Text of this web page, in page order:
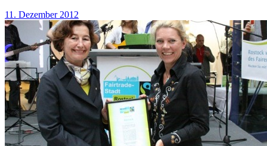
11. Dezember 2012